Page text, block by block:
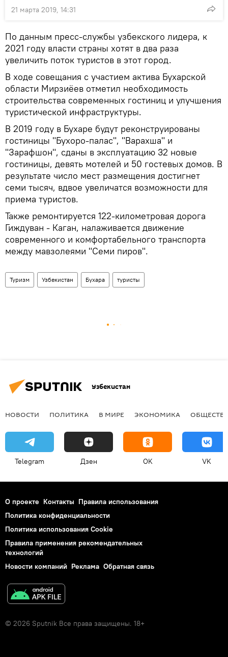
21 марта 2019, 14:31
По данным пресс-службы узбекского лидера, к
2021 году власти страны хотят в два раза
увеличить поток туристов в этот город.
В ходе совещания с участием актива Бухарской
области Мирзиёев отметил необходимость
строительства современных гостиниц и улучшения
туристической инфраструктуры.
В 2019 году в Бухаре будут реконструированы
гостиницы "Бухоро-палас", "Варахша" и
"Зарафшон", сданы в эксплуатацию 32 новые
гостиницы, девять мотелей и 50 гостевых домов. В
результате число мест размещения достигнет
семи тысяч, вдвое увеличатся возможности для
приема туристов.
Также ремонтируется 122-километровая дорога
Гиждуван - Каган, налаживается движение
современного и комфортабельного транспорта
между мавзолеями "Семи пиров".
Туризм Узбекистан Бухара туристы
Узбекистан
НОВОСТИ ПОЛИТИКА В МИРЕ ЭКОНОМИКА
Telegram Дзен OK VK
О проекте Контакты Правила использования
Политика конфиденциальности
Политика использования Cookie
Правила применения рекомендательных
технологий
Новости компаний Реклама Обратная связь
© 2026 Sputnik Все права защищены. 18+